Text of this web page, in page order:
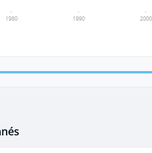
1980 1990 2000